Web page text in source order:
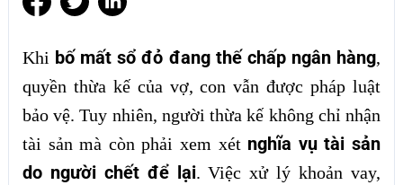
Khi bố mất sổ đỏ đang thế chấp ngân hàng,
quyền thừa kế của vợ, con vẫn được pháp luật
bảo vệ. Tuy nhiên, người thừa kế không chỉ nhận
tài sản mà còn phải xem xét nghĩa vụ tài sản
do người chết để lại. Việc xử lý khoản vay,